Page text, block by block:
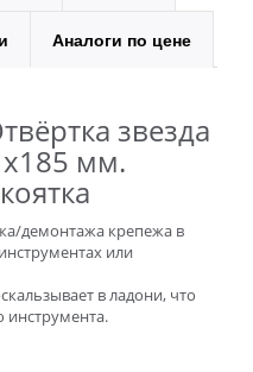
Аналоги по цене
звезда
х185 мм.
демонтажа крепежа в
или
в ладони, что
инструмента.